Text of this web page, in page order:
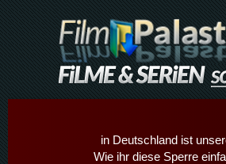
in Deutschland ist
Wie ihr diese Sperre